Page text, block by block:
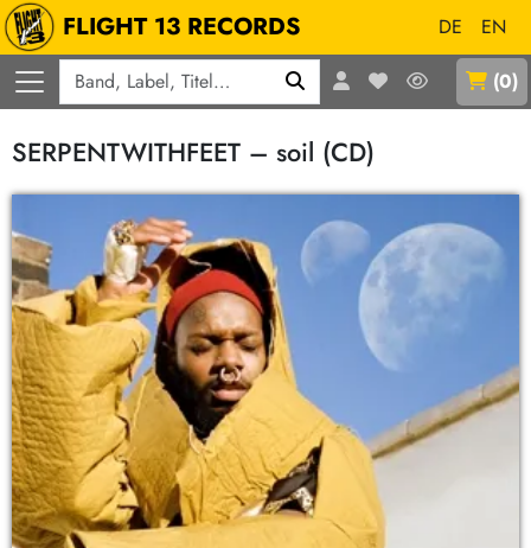
FLIGHT 13 RECORDS DE
EN
(0)
SERPENTWITHFEET – soil (CD)